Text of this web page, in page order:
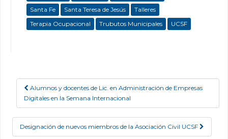
Santa Fe
Santa Teresa de Jesús
Talleres
Terapia Ocupacional
Trubutos Municipales UCSF
Post navigation
Alumnos y docentes de Lic. en Administración de Empresas
Digitales en la Semana Internacional
Designación de nuevos miembros de la Asociación Civil UCSF